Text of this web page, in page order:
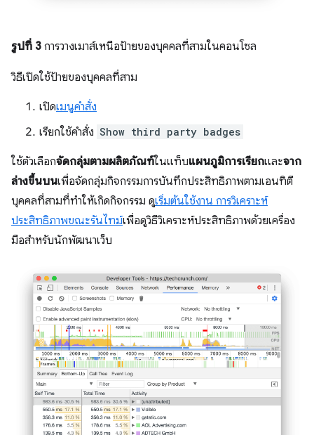
รูปที่ 3 การวางเมาส์เหนือป้ายของบุคคลที่สามในคอนโซล
วิธีเปิดใช้ป้ายของบุคคลที่สาม
เปิดเมนูคำสั่ง
เรียกใช้คำสั่ง Show third party badges
ใช้ตัวเลือกจัดกลุ่มตามผลิตภัณฑ์ในแท็บแผนภูมิการเรียกและจาก
ล่างขึ้นบนเพื่อจัดกลุ่มกิจกรรมการบันทึกประสิทธิภาพตามเอนทิตี
บุคคลที่สามที่ทำให้เกิดกิจกรรม ดูเริ่มต้นใช้งาน การวิเคราะห์
ประสิทธิภาพขณะรันไทม์เพื่อดูวิธีวิเคราะห์ประสิทธิภาพด้วยเครื่อง
มือสำหรับนักพัฒนาเว็บ